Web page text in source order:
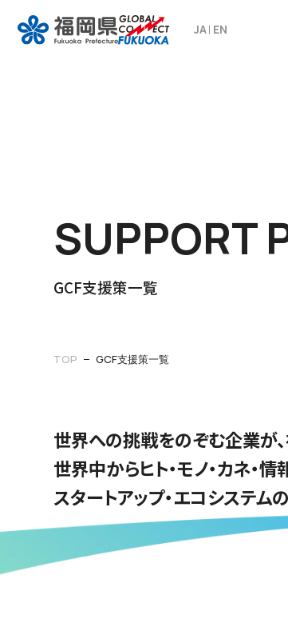
JA EN
SUPPORT
GCF支援策一覧
TOP GCF支援策一覧
世界への挑戦をのぞむ企業が
世界中からヒト・モノ・カネ・
スタートアップ・エコシステム